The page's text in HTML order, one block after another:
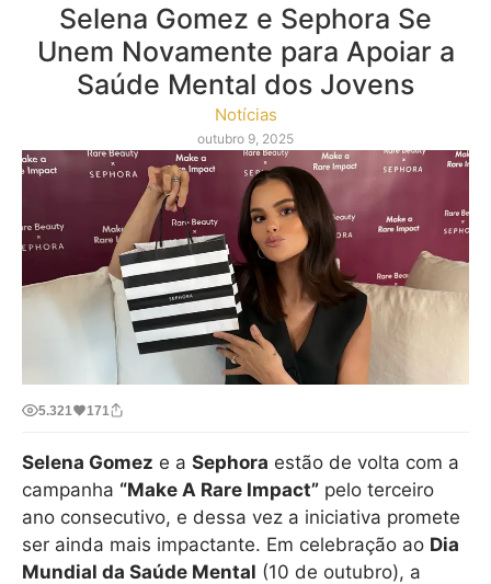
Selena Gomez e Sephora Se
Unem Novamente para Apoiar a
Saúde Mental dos Jovens
Notícias
outubro 9, 2025
5.321 171
Selena Gomez e a Sephora estão de volta com a
campanha “Make A Rare Impact” pelo terceiro
ano consecutivo, e dessa vez a iniciativa promete
ser ainda mais impactante. Em celebração ao Dia
Mundial da Saúde Mental (10 de outubro), a